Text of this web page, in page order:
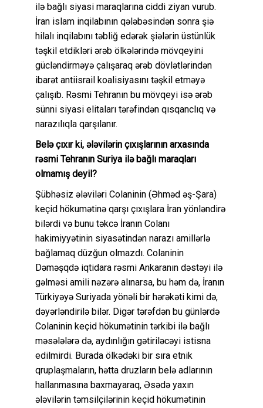
ilə bağlı siyasi maraqlarına ciddi ziyan vurub.
İran islam inqilabının qələbəsindən sonra şiə
hilalı inqilabını təbliğ edərək şiələrin üstünlük
təşkil etdikləri ərəb ölkələrində mövqeyini
gücləndirməyə çalışaraq ərəb dövlətlərindən
ibarət antiisrail koalisiyasını təşkil etməyə
çalışıb. Rəsmi Tehranın bu mövqeyi isə ərəb
sünni siyasi elitaları tərəfindən qısqanclıq və
narazılıqla qarşılanır.
Belə çıxır ki, ələvilərin çıxışlarının arxasında
rəsmi Tehranın Suriya ilə bağlı maraqları
olmamış deyil?
Şübhəsiz ələviləri Colaninin (Əhməd əş-Şara)
keçid hökumətinə qarşı çıxışlara İran yönləndirə
bilərdi və bunu təkcə İranın Colanı
hakimiyyətinin siyasətindən narazı amillərlə
bağlamaq düzğun olmazdı. Colaninin
Dəməşqdə iqtidara rəsmi Ankaranın dəstəyi ilə
gəlməsi amili nəzərə alınarsa, bu həm də, İranın
Türkiyəyə Suriyada yönəli bir hərəkəti kimi də,
dəyərləndirilə bilər. Digər tərəfdən bu günlərdə
Colaninin keçid hökumətinin tərkibi ilə bağlı
məsələlərə də, aydınlığın gətiriləcəyi istisna
edilmirdi. Burada ölkədəki bir sıra etnik
qruplaşmaların, hətta druzların belə adlarının
hallanmasına baxmayaraq, Əsədə yaxın
ələvilərin təmsilçilərinin keçid hökumətinin